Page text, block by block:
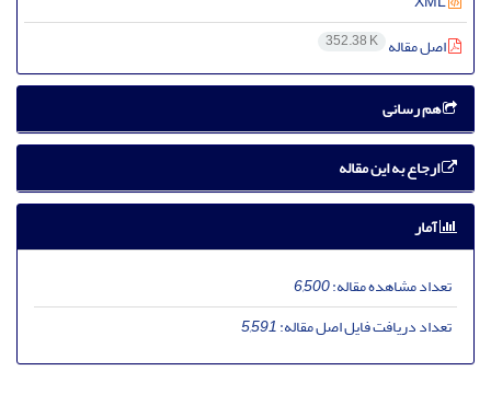
اصل مقاله 352.38 K
هم رسانی
ارجاع به این مقاله
آمار
تعداد مشاهده مقاله:6,500
تعداد دریافت فایل اصل مقاله:5,591